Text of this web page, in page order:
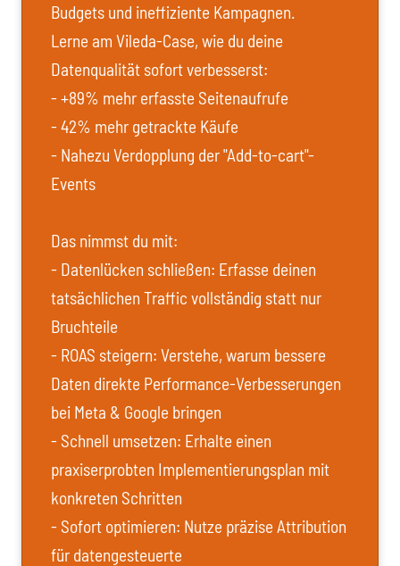
Budgets und ineffiziente Kampagnen.
Lerne am Vileda-Case, wie du deine
Datenqualität sofort verbesserst:
- +89% mehr erfasste Seitenaufrufe
- 42% mehr getrackte Käufe
- Nahezu Verdopplung der "Add-to-cart"-
Events
Das nimmst du mit:
- Datenlücken schließen: Erfasse deinen
tatsächlichen Traffic vollständig statt nur
Bruchteile
- ROAS steigern: Verstehe, warum bessere
Daten direkte Performance-Verbesserungen
bei Meta & Google bringen
- Schnell umsetzen: Erhalte einen
praxiserprobten Implementierungsplan mit
konkreten Schritten
- Sofort optimieren: Nutze präzise Attribution
für datengesteuerte